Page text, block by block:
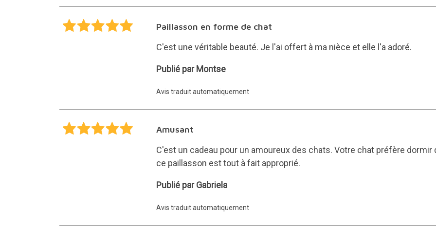
Paillasson en forme de chat
C'est une véritable beauté. Je l'ai offert à ma nièce et elle l'a adoré.
Montse
Publié par Montse
Avis traduit automatiquement
Amusant
C'est un cadeau pour un amoureux des chats. Votre chat préfère
ce paillasson est tout à fait approprié.
Gabriela
Publié par Gabriela
Avis traduit automatiquement